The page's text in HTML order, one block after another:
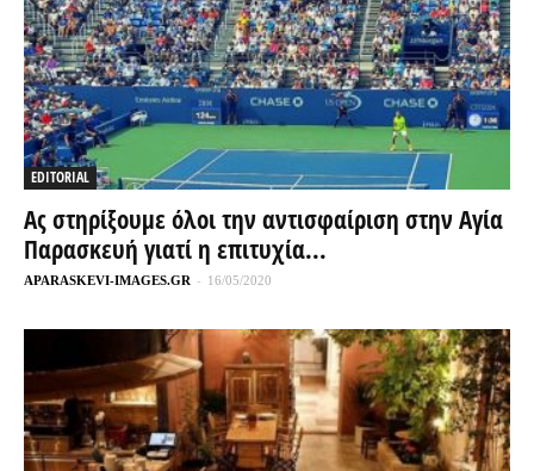
EDITORIAL
Ας στηρίξουμε όλοι την αντισφαίριση στην Αγία
Παρασκευή γιατί η επιτυχία...
APARASKEVI-IMAGES.GR - 16/05/2020